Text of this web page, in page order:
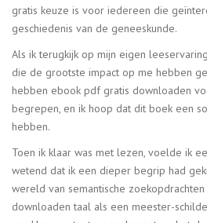
gratis keuze is voor iedereen die
geschiedenis van de geneeskunde.
Als ik terugkijk op mijn eigen
die de grootste impact op me hebben
hebben ebook pdf gratis downloaden
begrepen, en ik hoop dat dit boek een
hebben.
Toen ik klaar was met lezen, voelde ik
wetend dat ik een dieper begrip had
wereld van semantische
downloaden taal als een meester-